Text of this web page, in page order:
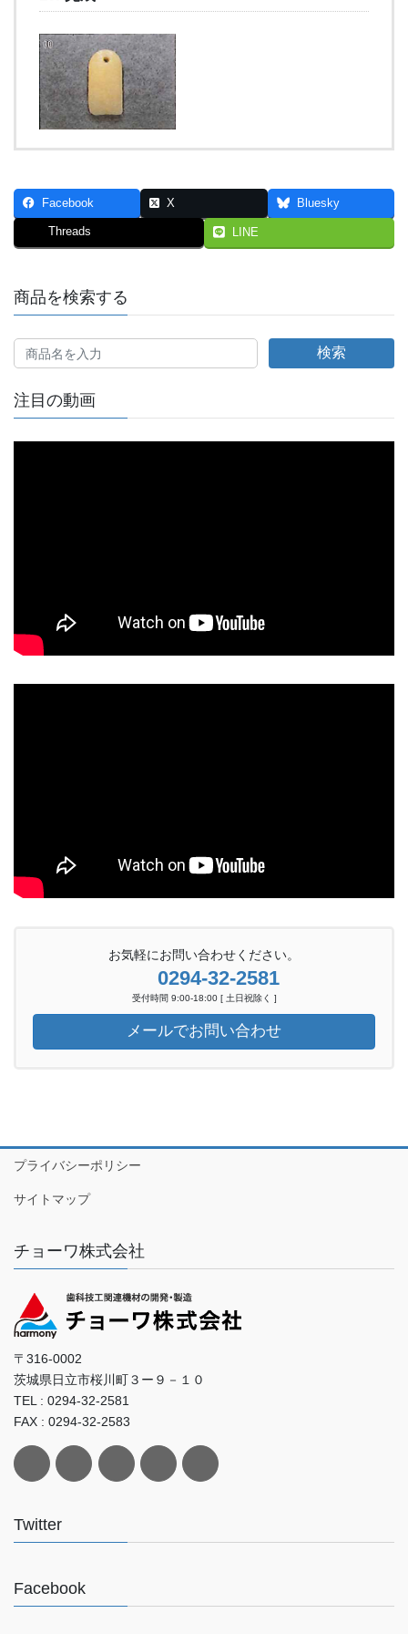
Facebook X Bluesky
Threads LINE
商品を検索する
検索
注目の動画
お気軽にお問い合わせください。
0294-32-2581
受付時間 9:00-18:00 [ 土日祝除く ]
メールでお問い合わせ
プライバシーポリシー
サイトマップ
チョーワ株式会社
〒316-0002
茨城県日立市桜川町３ー９－１０
TEL : 0294-32-2581
FAX : 0294-32-2583
Twitter
Facebook